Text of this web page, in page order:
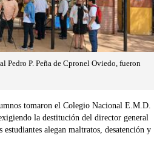
Pedro P. Peña de Cpronel Oviedo, fueron
tomaron el Colegio Nacional E.M.D.
la destitución del director general
alegan maltratos, desatención y